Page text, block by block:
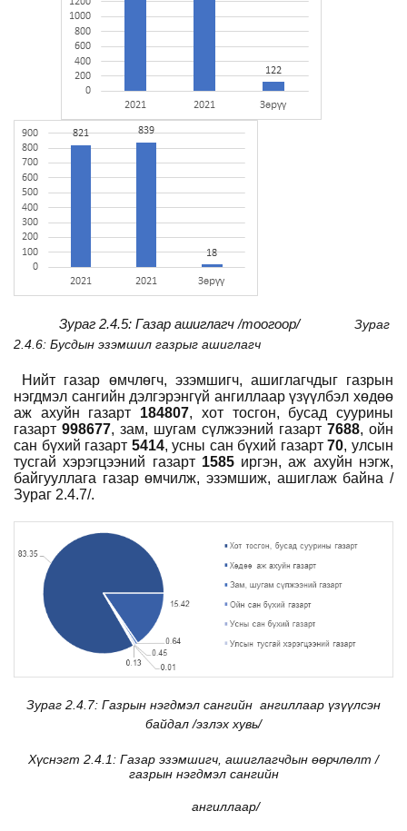
Зураг 2.4.5: Газар ашиглагч /тоогоор/
Зураг
2.4.6: Бусдын эзэмшил газрыг ашиглагч
Нийт газар өмчлөгч, эзэмшигч, ашиглагчдыг газрын
нэгдмэл сангийн дэлгэрэнгүй ангиллаар үзүүлбэл хөдөө
аж ахуйн газарт 184807, хот тосгон, бусад суурины
газарт 998677, зам, шугам сүлжээний газарт 7688, ойн
сан бүхий газарт 5414, усны сан бүхий газарт70, улсын
тусгай хэрэгцээний газарт 1585иргэн, аж ахуйн нэгж,
байгууллага газар өмчилж, эзэмшиж, ашиглаж байна /
Зураг 2.4.7/.
Зураг 2.4.7: Газрын нэгдмэл сангийн ангиллаар үзүүлсэн
байдал /эзлэх хувь/
Хүснэгт 2.4.1: Газар эзэмшигч, ашиглагчдын өөрчлөлт /
газрын нэгдмэл сангийн
ангиллаар/